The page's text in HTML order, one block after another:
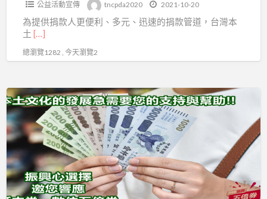
貢
獻
一
份
心
力！
公益活動宣傳 tncpda2020 2021-10-20
為提供捐款人更便利、多元、迅速的捐款管道，台灣本
土 […]
總瀏覽1282 , 今天瀏覽2
五
倍
券
最
聰
明
用